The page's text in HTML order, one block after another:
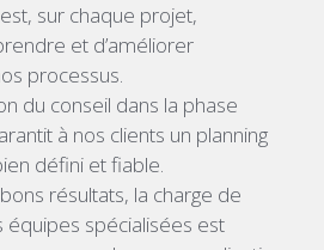
sur chaque projet,
et d’améliorer
processus.
du conseil dans la phase
à nos clients un planning
défini et fiable.
résultats, la charge de
équipes spécialisées est